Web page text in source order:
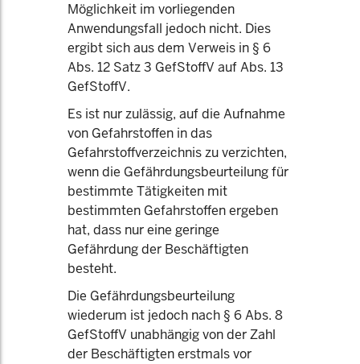
Möglichkeit im vorliegenden
Anwendungsfall jedoch nicht. Dies
ergibt sich aus dem Verweis in § 6
Abs. 12 Satz 3 GefStoffV auf Abs. 13
GefStoffV.
Es ist nur zulässig, auf die Aufnahme
von Gefahrstoffen in das
Gefahrstoffverzeichnis zu verzichten,
wenn die Gefährdungsbeurteilung für
bestimmte Tätigkeiten mit
bestimmten Gefahrstoffen ergeben
hat, dass nur eine geringe
Gefährdung der Beschäftigten
besteht.
Die Gefährdungsbeurteilung
wiederum ist jedoch nach § 6 Abs. 8
GefStoffV unabhängig von der Zahl
der Beschäftigten erstmals vor